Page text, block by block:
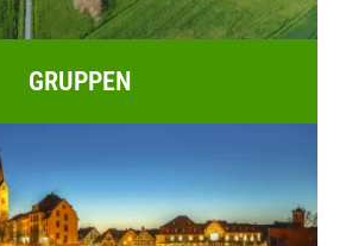
GRUPPEN